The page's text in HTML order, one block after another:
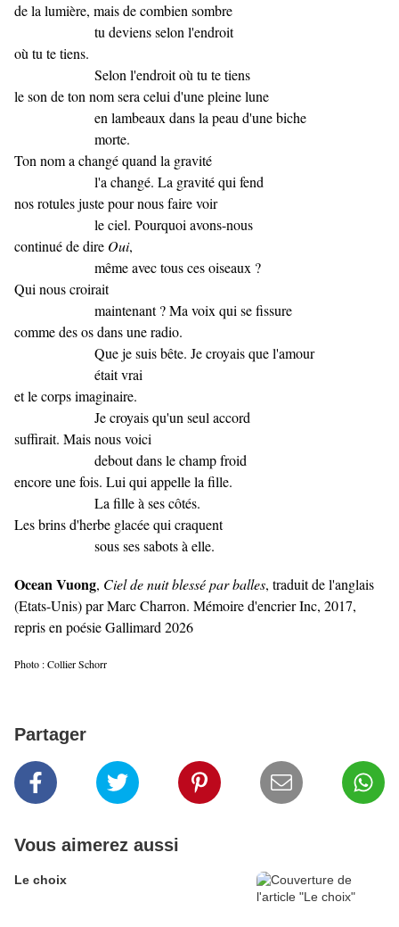
de la lumière, mais de combien sombre
tu deviens selon l'endroit
où tu te tiens.
Selon l'endroit où tu te tiens
le son de ton nom sera celui d'une pleine lune
en lambeaux dans la peau d'une biche
morte.
Ton nom a changé quand la gravité
l'a changé. La gravité qui fend
nos rotules juste pour nous faire voir
le ciel. Pourquoi avons-nous
continué de dire Oui,
même avec tous ces oiseaux ?
Qui nous croirait
maintenant ? Ma voix qui se fissure
comme des os dans une radio.
Que je suis bête. Je croyais que l'amour
était vrai
et le corps imaginaire.
Je croyais qu'un seul accord
suffirait. Mais nous voici
debout dans le champ froid
encore une fois. Lui qui appelle la fille.
La fille à ses côtés.
Les brins d'herbe glacée qui craquent
sous ses sabots à elle.
Ocean Vuong, Ciel de nuit blessé par balles, traduit de l'anglais
(Etats-Unis) par Marc Charron. Mémoire d'encrier Inc, 2017,
repris en poésie Gallimard 2026
Photo : Collier Schorr
Partager
Vous aimerez aussi
Le choix